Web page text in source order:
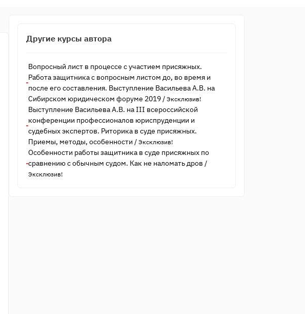
Другие курсы автора
Вопросный лист в процессе с участием присяжных.
Работа защитника с вопросным листом до, во время и
после его составления. Выступление Васильева А.В. на
Сибирском юридическом форуме 2019/Эксклюзив!
Выступление Васильева А.В. на III всероссийской
конференции профессионалов юриспруденции и
судебных экспертов. Риторика в суде присяжных.
Приемы, методы, особенности /Эксклюзив!
Особенности работы защитника в суде присяжных по
сравнению с обычным судом. Как не наломать дров /
Эксклюзив!